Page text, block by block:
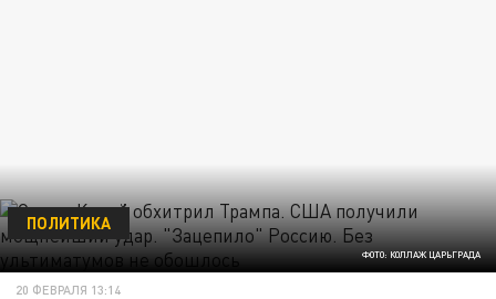
ФОТО: КОЛЛАЖ ЦАРЬГРАДА
ПОЛИТИКА
20 ФЕВРАЛЯ 13:14